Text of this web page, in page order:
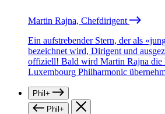
Martin Rajna, Chefdirigent
Ein aufstrebender Stern, der als
bezeichnet wird, Dirigent und
offiziell! Bald wird Martin Rajna die
Luxembourg Philharmonic
Phil+
Phil+